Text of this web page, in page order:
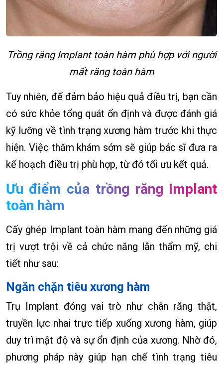
Trồng răng Implant toàn hàm phù hợp với người
mất răng toàn hàm
Tuy nhiên, để đảm bảo hiệu quả điều trị, bạn cần
có sức khỏe tổng quát ổn định và được đánh giá
kỹ lưỡng về tình trạng xương hàm trước khi thực
hiện. Việc thăm khám sớm sẽ giúp bác sĩ đưa ra
kế hoạch điều trị phù hợp, từ đó tối ưu kết quả.
Ưu điểm của trồng răng Implant
toàn hàm
Cấy ghép Implant toàn hàm mang đến những giá
trị vượt trội về cả chức năng lẫn thẩm mỹ, chi
tiết như sau:
Ngăn chặn tiêu xương hàm
Trụ Implant đóng vai trò như chân răng thật,
truyền lực nhai trực tiếp xuống xương hàm, giúp
duy trì mật độ và sự ổn định của xương. Nhờ đó,
phương pháp này giúp hạn chế tình trạng tiêu